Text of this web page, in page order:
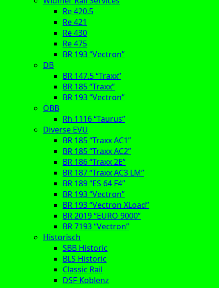
Re 420.5
Re 421
Re 430
Re 475
BR 193 “Vectron”
DB
BR 147.5 “Traxx”
BR 185 “Traxx”
BR 193 “Vectron”
ÖBB
Rh 1116 “Taurus”
Diverse EVU
BR 185 “Traxx AC1”
BR 185 “Traxx AC2”
BR 186 “Traxx 2E”
BR 187 “Traxx AC3 LM”
BR 189 “ES 64 F4”
BR 193 “Vectron”
BR 193 “Vectron XLoad”
BR 2019 “EURO 9000”
BR 7193 “Vectron”
Historisch
SBB Historic
BLS Historic
Classic Rail
DSF-Koblenz